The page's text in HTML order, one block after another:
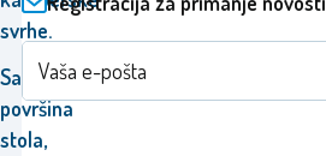
svrhe.
Sama
površina
stola,